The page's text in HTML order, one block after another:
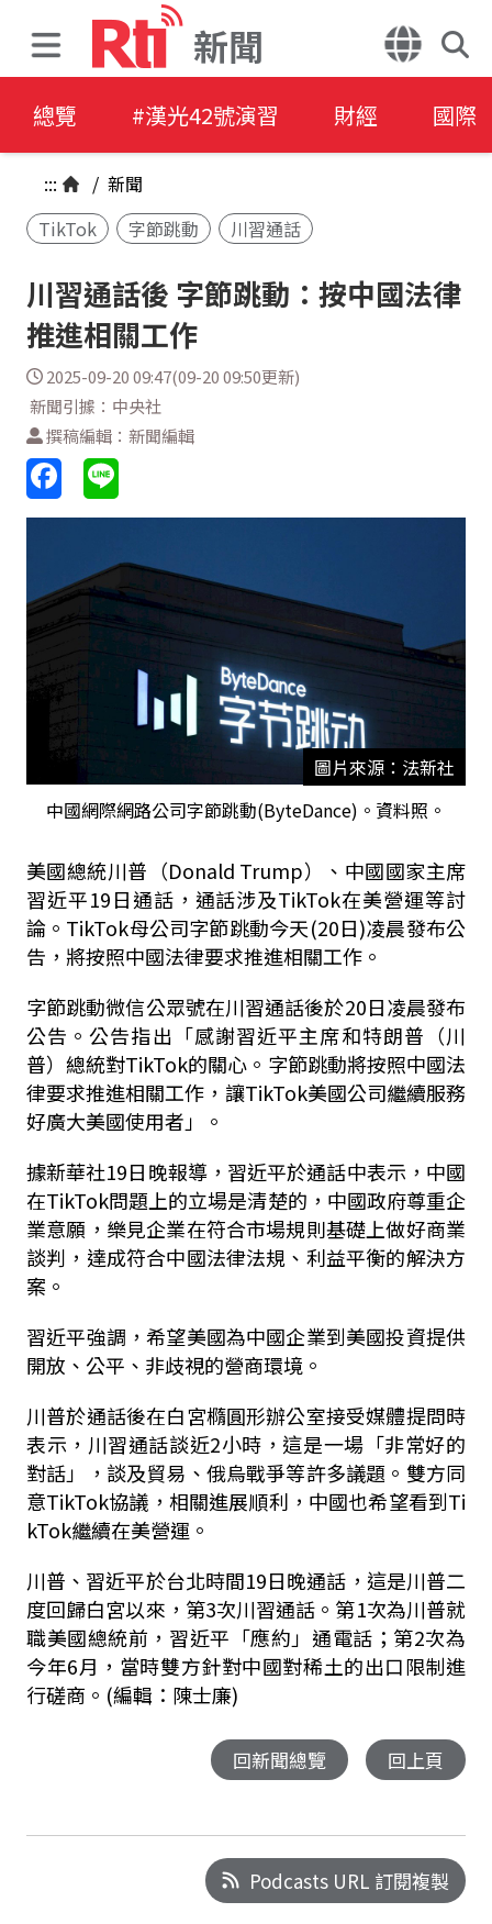
新聞
總覽 #漢光42號演習 財經 國際
::: / 新聞
TikTok
字節跳動 川習通話
川習通話後 字節跳動：按中國法律
推進相關工作
2025-09-20 09:47(09-20 09:50更新)
新聞引據：中央社
撰稿編輯：新聞編輯
圖片來源：法新社
中國網際網路公司字節跳動(ByteDance)。資料照。
美國總統川普（Donald Trump）、中國國家主席
習近平19日通話，通話涉及TikTok在美營運等討
論。TikTok母公司字節跳動今天(20日)凌晨發布公
告，將按照中國法律要求推進相關工作。
字節跳動微信公眾號在川習通話後於20日凌晨發布
公告。公告指出「感謝習近平主席和特朗普（川
普）總統對TikTok的關心。字節跳動將按照中國法
律要求推進相關工作，讓TikTok美國公司繼續服務
好廣大美國使用者」。
據新華社19日晚報導，習近平於通話中表示，中國
在TikTok問題上的立場是清楚的，中國政府尊重企
業意願，樂見企業在符合市場規則基礎上做好商業
談判，達成符合中國法律法規、利益平衡的解決方
案。
習近平強調，希望美國為中國企業到美國投資提供
開放、公平、非歧視的營商環境。
川普於通話後在白宮橢圓形辦公室接受媒體提問時
表示，川習通話談近2小時，這是一場「非常好的
對話」，談及貿易、俄烏戰爭等許多議題。雙方同
意TikTok協議，相關進展順利，中國也希望看到Ti
kTok繼續在美營運。
川普、習近平於台北時間19日晚通話，這是川普二
度回歸白宮以來，第3次川習通話。第1次為川普就
職美國總統前，習近平「應約」通電話；第2次為
今年6月，當時雙方針對中國對稀土的出口限制進
行磋商。(編輯：陳士廉)
回新聞總覽 回上頁
Podcasts URL 訂閱複製